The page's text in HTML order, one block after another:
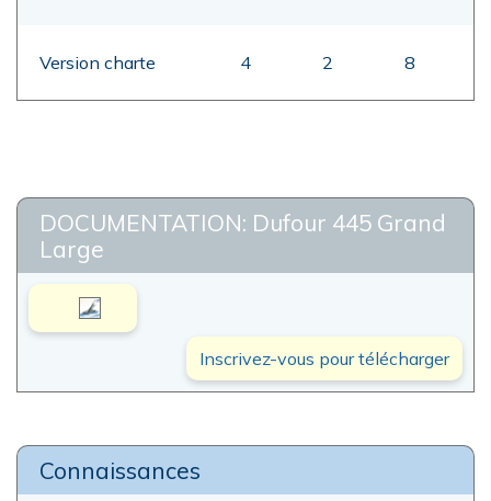
Version charte 4 2 8
DOCUMENTATION: Dufour 445 Grand
Large
Inscrivez-vous pour télécharger
Connaissances